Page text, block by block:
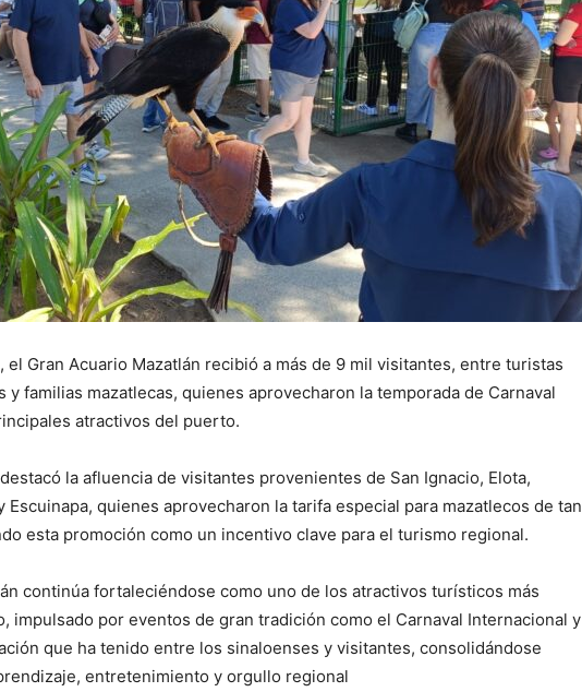
el Gran Acuario Mazatlán recibió a más de 9 mil visitantes, entre turistas
y familias mazatlecas, quienes aprovecharon la temporada de Carnaval
atractivos del puerto.
la afluencia de visitantes provenientes de San Ignacio, Elota,
Escuinapa, quienes aprovecharon la tarifa especial para mazatlecos de tan
esta promoción como un incentivo clave para el turismo regional.
continúa fortaleciéndose como uno de los atractivos turísticos más
impulsado por eventos de gran tradición como el Carnaval Internacional y
que ha tenido entre los sinaloenses y visitantes, consolidándose
entretenimiento y orgullo regional